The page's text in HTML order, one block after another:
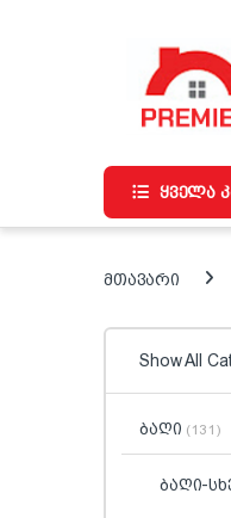
ყველა
მთავარი
Show All
ბაღი (131)
ბაღი-